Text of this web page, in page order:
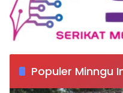
Populer Minngu